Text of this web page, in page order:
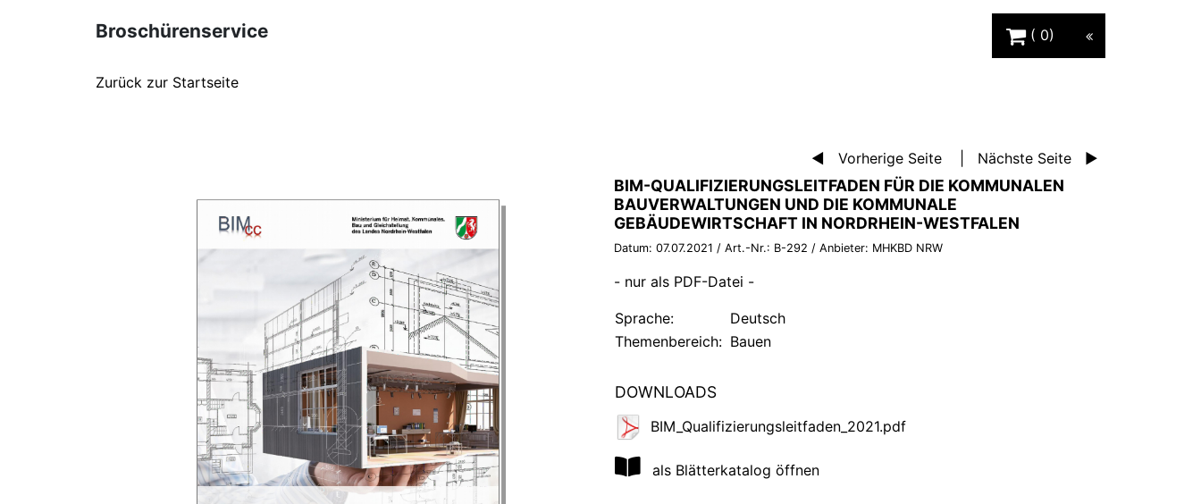
Broschürenservice
0
Zurück zur Startseite
Vorherige Seite Nächste Seite
BROSCHÜRE:
BIM-QUALIFIZIERUNGSLEITFADEN FÜR DIE KOMMUNALEN
BAUVERWALTUNGEN UND DIE KOMMUNALE
GEBÄUDEWIRTSCHAFT IN NORDRHEIN-WESTFALEN
Datum: 07.07.2021 / Art.-Nr.: B-292 / Anbieter: MHKBD NRW
- nur als PDF-Datei -
Sprache:
Deutsch
Themenbereich: Bauen
DOWNLOADS
BIM_Qualifizierungsleitfaden_2021.pdf
als Blätterkatalog öffnen